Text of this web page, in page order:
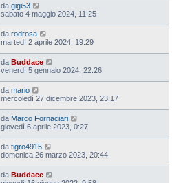
da gigi53
sabato 4 maggio 2024, 11:25
da rodrosa
martedì 2 aprile 2024, 19:29
da Buddace
venerdì 5 gennaio 2024, 22:26
da mario
mercoledì 27 dicembre 2023, 23:17
da Marco Fornaciari
giovedì 6 aprile 2023, 0:27
da tigro4915
domenica 26 marzo 2023, 20:44
da Buddace